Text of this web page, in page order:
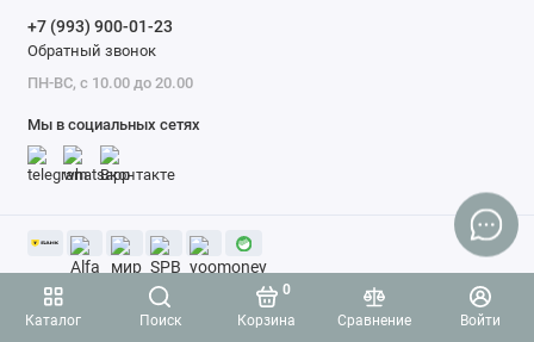
Каталог Поиск Корзина
0
Сравнение
Войти
+7 (993) 900-01-23
Обратный звонок
ПН-ВС, с 10.00 до 20.00
Мы в социальных сетях